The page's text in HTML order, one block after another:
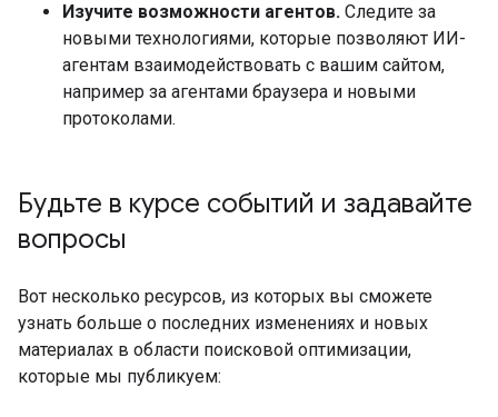
Изучите возможности агентов. Следите за
новыми технологиями, которые позволяют ИИ-
агентам взаимодействовать с вашим сайтом,
например за агентами браузера и новыми
протоколами.
Будьте в курсе событий и задавайте
вопросы
Вот несколько ресурсов, из которых вы сможете
узнать больше о последних изменениях и новых
материалах в области поисковой оптимизации,
которые мы публикуем: